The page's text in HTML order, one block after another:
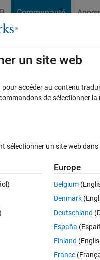
Communauté
Cody
Parcourir
度の意味
用したsequence-to-
ug/sequence-to-
ンから得られる加速度デ
1つのデータに含まれる5つ
un site web
accéder au contenu
de sélectionner la
sélectionner un site web
Europe
Belgium
Denmark
Deutschland
España
Finland
France